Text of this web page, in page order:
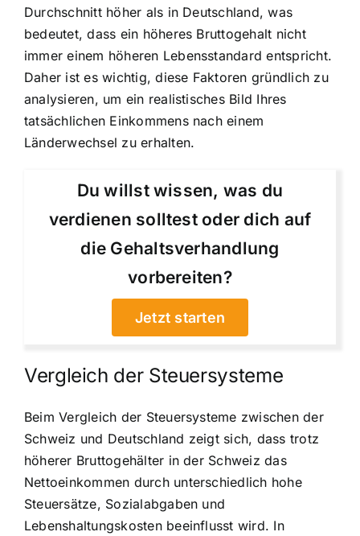
Durchschnitt höher als in Deutschland, was
bedeutet, dass ein höheres Bruttogehalt nicht
immer einem höheren Lebensstandard entspricht.
Daher ist es wichtig, diese Faktoren gründlich zu
analysieren, um ein realistisches Bild Ihres
tatsächlichen Einkommens nach einem
Länderwechsel zu erhalten.
Du willst wissen, was du
verdienen solltest oder dich auf
die Gehaltsverhandlung
vorbereiten?
Jetzt starten
Vergleich der Steuersysteme
Beim Vergleich der Steuersysteme zwischen der
Schweiz und Deutschland zeigt sich, dass trotz
höherer Bruttogehälter in der Schweiz das
Nettoeinkommen durch unterschiedlich hohe
Steuersätze, Sozialabgaben und
Lebenshaltungskosten beeinflusst wird. In